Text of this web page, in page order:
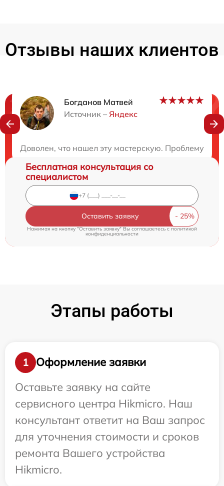
Отзывы наших клиентов
Богданов Матвей
Источник – Яндекс
Доволен, что нашел эту мастерскую. Проблему
Нужна консультация?
Бесплатная консультация со
специалистом
Оставить заявку
Нажимая на кнопку "Оставить заявку" Вы соглашаетесь cполитикой
конфиденциальности
Этапы работы
1
Оформление заявки
Оставьте заявку на сайте
сервисного центра Hikmicro. Наш
консультант ответит на Ваш запрос
для уточнения стоимости и сроков
ремонта Вашего устройства
Hikmicro.